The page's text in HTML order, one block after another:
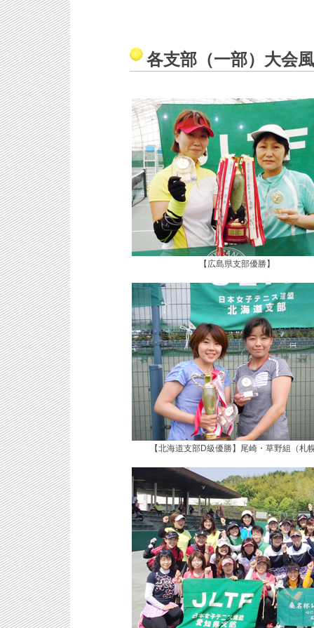
各支部（一部）大会
【広島県支部優勝】
【北海道支部D級優勝】尾崎・草野組（札